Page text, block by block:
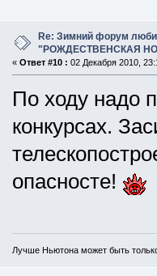
Re: Зимний форум
"РОЖДЕСТВЕНСКАЯ
« Ответ #10 : 02 Декабря 2010,
По ходу надо
конкурсах.
опасносте!
Лучше Ньютона может быть